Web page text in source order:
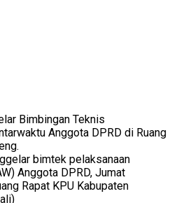
bimtek pelaksanaan
Anggota DPRD, Jumat
Rapat KPU Kabupaten